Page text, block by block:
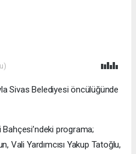
Sivas Belediyesi öncülüğünde
programa;
Vali Yardımcısı Yakup Tatoğlu,